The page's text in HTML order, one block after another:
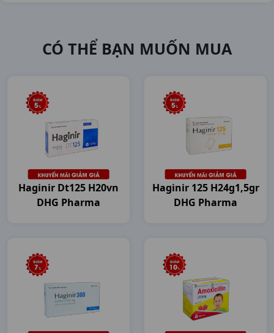
CÓ THỂ BẠN MUỐN MUA
Haginir Dt125 H20vn
DHG Pharma
Haginir 125 H24g1,5gr
DHG Pharma